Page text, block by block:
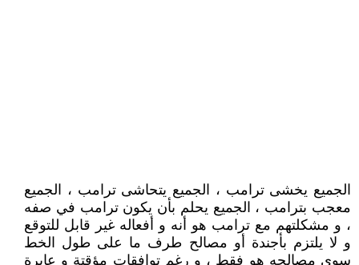
الجميع يخشى ترامب ، الجميع يتحاشى ترامب ، الجميع
معجب بترامب ، الجميع يحلم بأن يكون ترامب في صفه
، و مشكلتهم مع ترامب هو أنه و أفعاله غير قابل للتوقع
و لا يلتزم بأجندة أو مصالح طرف ما على طول الخط
سوى مصالحه هو فقط ، و رغم توافقات مؤقتة و عابرة